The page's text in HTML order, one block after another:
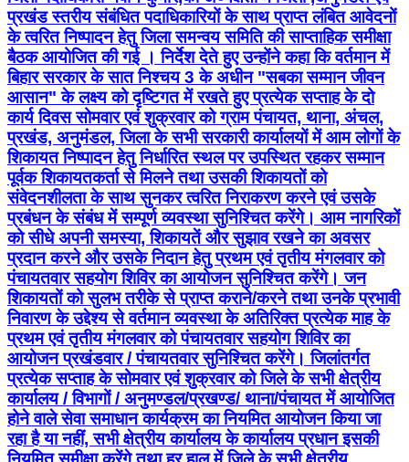
प्रखंड स्तरीय संबंधित पदाधिकारियों के साथ प्राप्त लंबित आवेदनों
के त्वरित निष्पादन हेतु जिला समन्वय समिति की साप्ताहिक समीक्षा
बैठक आयोजित की गई । निर्देश देते हुए उन्होंने कहा कि वर्तमान में
बिहार सरकार के सात निश्चय 3 के अधीन "सबका सम्मान जीवन
आसान" के लक्ष्य को दृष्टिगत में रखते हुए प्रत्येक सप्ताह के दो
कार्य दिवस सोमवार एवं शुक्रवार को ग्राम पंचायत, थाना, अंचल,
प्रखंड, अनुमंडल, जिला के सभी सरकारी कार्यालयों में आम लोगों के
शिकायत निष्पादन हेतु निर्धारित स्थल पर उपस्थित रहकर सम्मान
पूर्वक शिकायतकर्ता से मिलने तथा उसकी शिकायतों को
संवेदनशीलता के साथ सुनकर त्वरित निराकरण करने एवं उसके
प्रबंधन के संबंध में सम्पूर्ण व्यवस्था सुनिश्चित करेंगे। आम नागरिकों
को सीधे अपनी समस्या, शिकायतें और सुझाव रखने का अवसर
प्रदान करने और उसके निदान हेतु प्रथम एवं तृतीय मंगलवार को
पंचायतवार सहयोग शिविर का आयोजन सुनिश्चित करेंगे। जन
शिकायतों को सुलभ तरीके से प्राप्त कराने/करने तथा उनके प्रभावी
निवारण के उद्देश्य से वर्तमान व्यवस्था के अतिरिक्त प्रत्येक माह के
प्रथम एवं तृतीय मंगलवार को पंचायतवार सहयोग शिविर का
आयोजन प्रखंडवार / पंचायतवार सुनिश्चित करेंगे। जिलांतर्गत
प्रत्येक सप्ताह के सोमवार एवं शुक्रवार को जिले के सभी क्षेत्रीय
कार्यालय / विभागों / अनुमण्डल/प्रखण्ड/ थाना/पंचायत में आयोजित
होने वाले सेवा समाधान कार्यक्रम का नियमित आयोजन किया जा
रहा है या नहीं, सभी क्षेत्रीय कार्यालय के कार्यालय प्रधान इसकी